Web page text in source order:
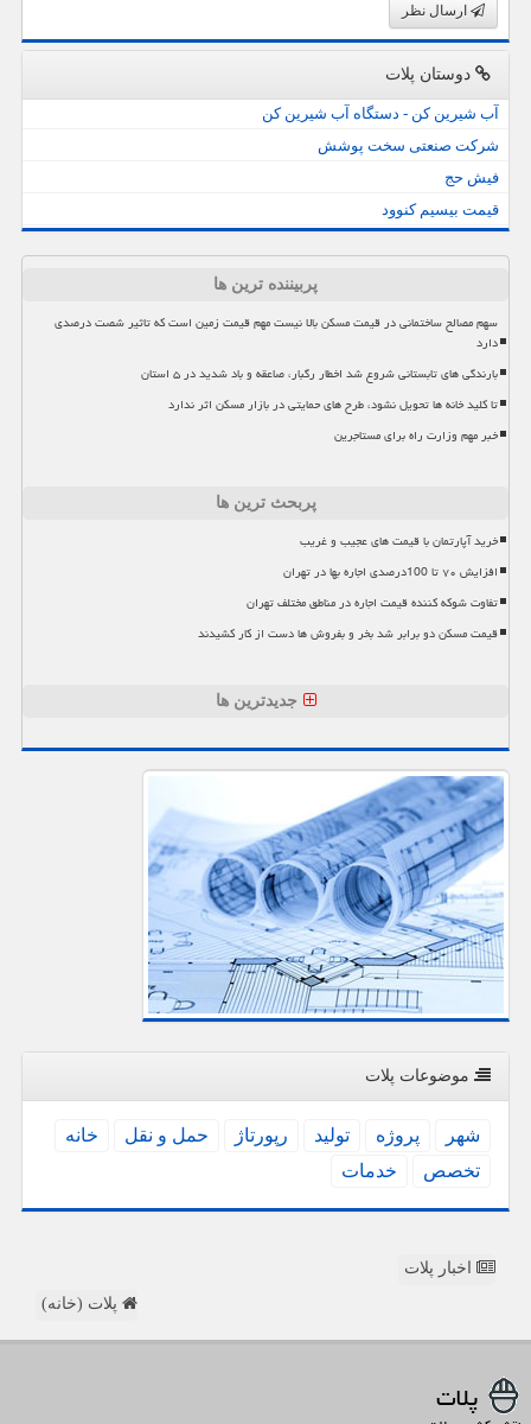
ارسال نظر
دوستان پلات
آب شیرین کن - دستگاه آب شیرین کن
شرکت صنعتی سخت پوشش
فیش حج
قیمت بیسیم کنوود
پربیننده ترین ها
سهم مصالح ساختمانی در قیمت مسکن بالا نیست مهم قیمت زمین است که تاثیر شصت درصدی
دارد
بارندگی های تابستانی شروع شد اخطار رگبار، صاعقه و باد شدید در ۵ استان
تا کلید خانه ها تحویل نشود، طرح های حمایتی در بازار مسکن اثر ندارد
خبر مهم وزارت راه برای مستاجرین
پربحث ترین ها
خرید آپارتمان با قیمت های عجیب و غریب
افزایش ۷۰ تا 100درصدی اجاره بها در تهران
تفاوت شوکه کننده قیمت اجاره در مناطق مختلف تهران
قیمت مسکن دو برابر شد بخر و بفروش ها دست از کار کشیدند
جدیدترین ها
موضوعات پلات
شهر پروژه تولید رپورتاژ حمل و نقل
خانه
تخصص
خدمات
اخبار پلات
پلات (خانه)
پلات